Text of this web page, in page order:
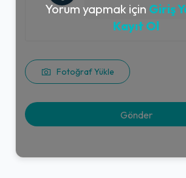
Fotoğraf Yükle
Yorum yapmak için Giriş
Kayıt Ol